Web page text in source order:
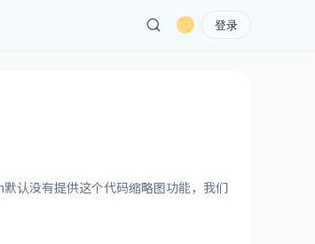
登录
认没有提供这个代码缩略图功能，我们